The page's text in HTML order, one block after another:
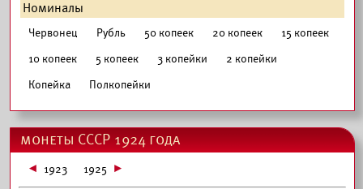
Номиналы
Червонец Рубль 50 копеек 20 копеек
15 копеек
10 копеек
5 копеек 3 копейки
2 копейки
Копейка
Полкопейки
монеты СССР 1924 года
1923 1925